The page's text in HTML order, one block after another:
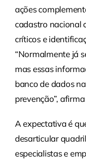
ações
cadastro nacional
críticos e
“Normalmente já
mas essas
banco de dados
prevenção”,
A expectativa é
desarticular
especialistas e